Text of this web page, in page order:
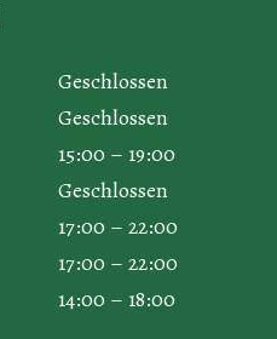
Geschlossen
Geschlossen
15:00 – 19:00
Geschlossen
17:00 – 22:00
17:00 – 22:00
14:00 – 18:00